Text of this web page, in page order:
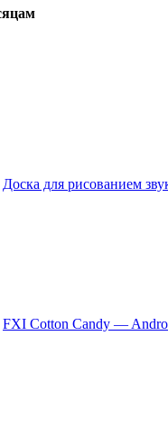
Доска для рисованием
FXI Cotton Candy —